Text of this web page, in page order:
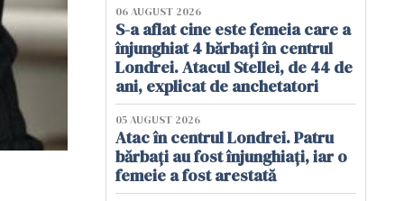
06 AUGUST 2026
S-a aflat cine este femeia care a
înjunghiat 4 bărbați în centrul
Londrei. Atacul Stellei, de 44 de
ani, explicat de anchetatori
05 AUGUST 2026
Atac în centrul Londrei. Patru
bărbați au fost înjunghiați, iar o
femeie a fost arestată